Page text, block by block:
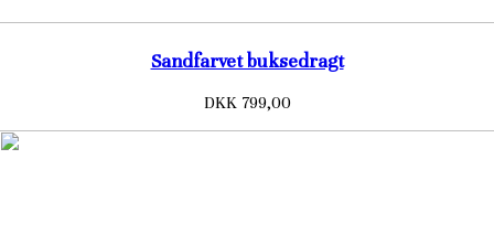
Sandfarvet buksedragt
DKK 799,00